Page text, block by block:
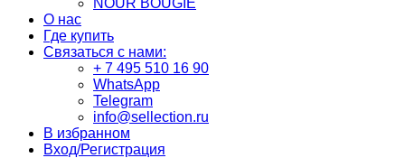
О нас
Где купить
Связаться с нами:
+ 7 495 510 16 90
WhatsApp
Telegram
info@sellection.ru
В избранном
Вход/Регистрация